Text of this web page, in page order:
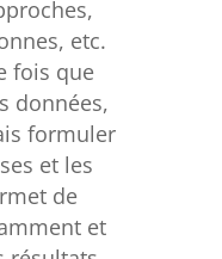
etc.
fois que
données,
formuler
et les
de
et